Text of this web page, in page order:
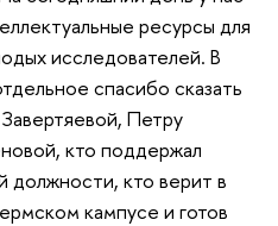
ресурсы для
исследователей. В
спасибо сказать
Петру
кто поддержал
должности, кто верит в
кампусе и готов